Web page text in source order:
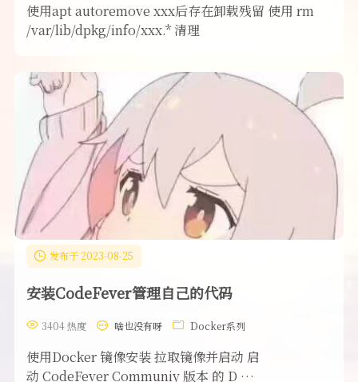
使用apt autoremove xxx后存在卸载残留 使用 rm
/var/lib/dpkg/info/xxx.* 清理
发布于 2023-08-25
安装CodeFever管理自己的代码
3404 热度 啥也没有呀 Docker系列
使用Docker 镜像安装 拉取镜像并启动 启
动 CodeFever Communiy 版本 的 D …